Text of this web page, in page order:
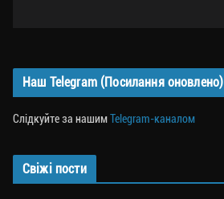
Наш Telegram (Посилання оновлено)
Слідкуйте за нашимTelegram-каналом
Свіжі пости